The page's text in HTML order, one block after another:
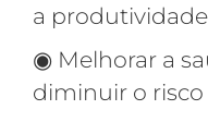
a produtividade
◉ Melhorar a
diminuir o